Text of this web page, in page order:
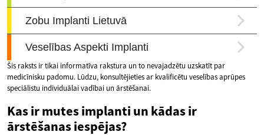
Šis raksts ir tikai informatīva rakstura un to nevajadzētu uzskatīt par
medicīnisku padomu. Lūdzu, konsultējieties ar kvalificētu veselības aprūpes
speciālistu individuālai vadībai un ārstēšanai.
Kas ir mutes implanti un kādas ir
ārstēšanas iespējas?